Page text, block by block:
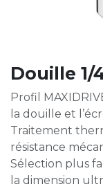
Douille 1/
Profil
la douille et
Traitement
résistance
Sélection plus
la dimension